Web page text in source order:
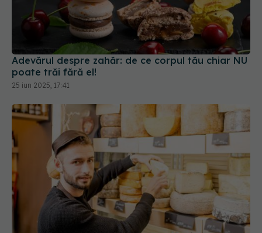
Adevărul despre zahăr: de ce corpul tău chiar NU
poate trăi fără el!
25 iun 2025, 17:41
Alimentele „interzise” care ar putea proteja